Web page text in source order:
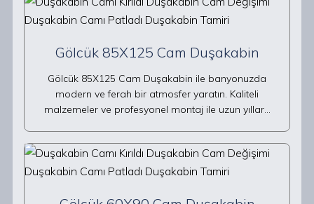
Gölcük 85X125 Cam Duşakabin
Gölcük 85X125 Cam Duşakabin ile banyonuzda
modern ve ferah bir atmosfer yaratın. Kaliteli
malzemeler ve profesyonel montaj ile uzun yıllar…